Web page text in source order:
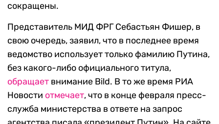
сокращены.
Представитель МИД ФРГ Себастьян Фишер, в
свою очередь, заявил, что в последнее время
ведомство использует только фамилию Путина,
без какого-либо официального титула,
обращает внимание Bild. В то же время РИА
Новости отмечает, что в конце февраля пресс-
служба министерства в ответе на запрос